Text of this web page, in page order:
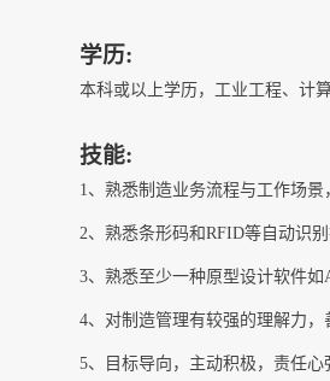
学历:
本科或以上学历，工业工程、计
技能:
1、熟悉制造业务流程与工作场
2、熟悉条形码和RFID等自动识
3、熟悉至少一种原型设计软件
4、对制造管理有较强的理解力
5、目标导向，主动积极，责任